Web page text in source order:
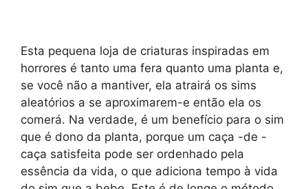
Esta pequena loja de criaturas inspiradas em
horrores é tanto uma fera quanto uma planta e,
se você não a mantiver, ela atrairá os sims
aleatórios a se aproximarem-e então ela os
comerá. Na verdade, é um benefício para o sim
que é dono da planta, porque um caça -de -
caça satisfeita pode ser ordenhado pela
essência da vida, o que adiciona tempo à vida